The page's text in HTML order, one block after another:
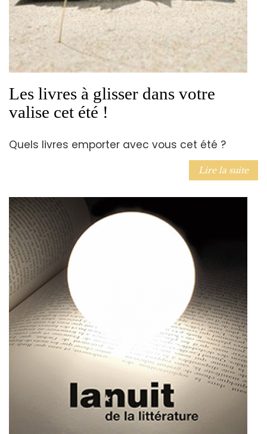
Les livres à glisser dans votre
valise cet été !
Quels livres emporter avec vous cet été ?
Lire la suite